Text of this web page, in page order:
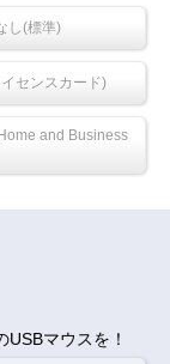
し(標準)
センスカード)
and Business
マウスを！